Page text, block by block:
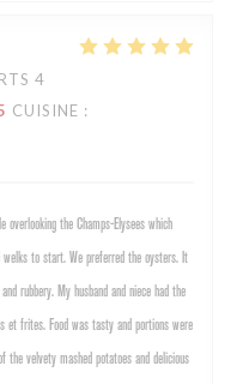
4
CUISINE :
overlooking the Champs-Elysees which
welks to start. We preferred the oysters. It
rubbery. My husband and niece had the
et frites. Food was tasty and portions were
the velvety mashed potatoes and delicious